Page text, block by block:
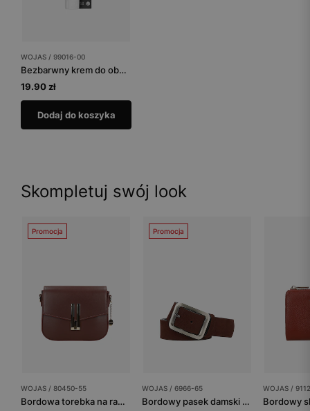
WOJAS / 99016-00
Bezbarwny krem do obuwia
19.90 zł
Dodaj do koszyka
Skompletuj swój look
Promocja
WOJAS / 80450-55
Bordowa torebka na ramię z geometrycznym zapięciem
Promocja
WOJAS / 6966-65
Bordowy pasek damski z klasyczną klamrą
WOJAS /